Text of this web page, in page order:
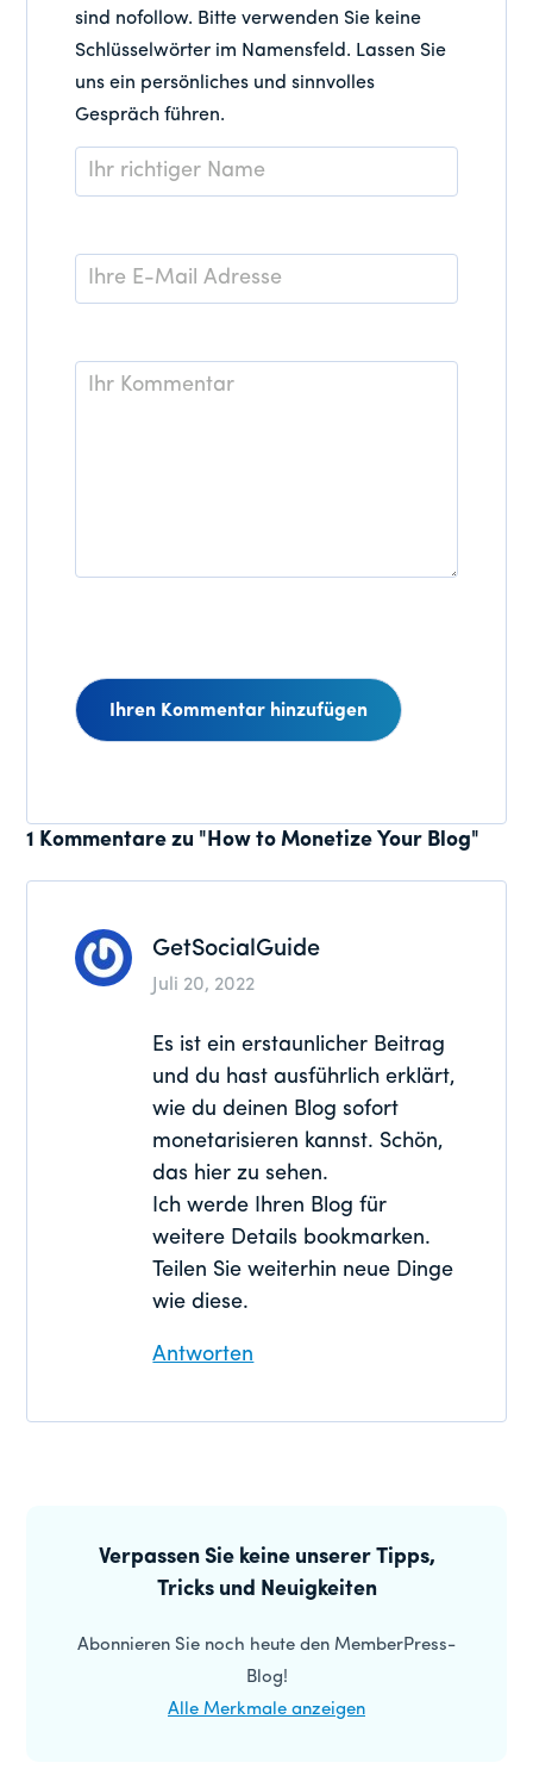
sind nofollow. Bitte verwenden Sie keine
Schlüsselwörter im Namensfeld. Lassen Sie
uns ein persönliches und sinnvolles
Gespräch führen.
Name
*
E-
Mail
Kommentar
Leser-
Interaktionen
1 Kommentare zu "How to Monetize Your Blog"
GetSocialGuide
Juli 20, 2022
Es ist ein erstaunlicher Beitrag
und du hast ausführlich erklärt,
wie du deinen Blog sofort
monetarisieren kannst. Schön,
das hier zu sehen.
Ich werde Ihren Blog für
weitere Details bookmarken.
Teilen Sie weiterhin neue Dinge
wie diese.
Antworten
Seitenleiste
Verpassen Sie keine unserer Tipps,
Tricks und Neuigkeiten
Abonnieren Sie noch heute den MemberPress-
Blog!
Alle Merkmale anzeigen